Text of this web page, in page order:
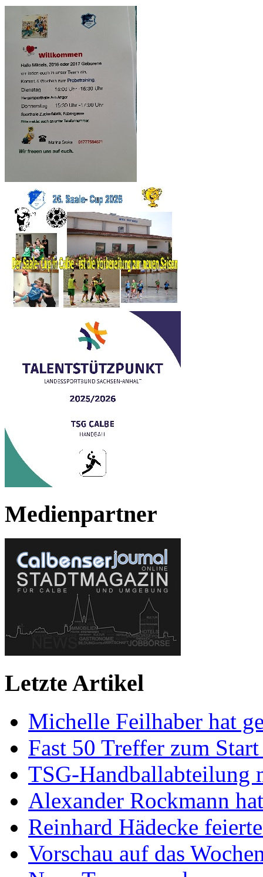
Medienpartner
Letzte Artikel
Michelle Feilhaber hat
Fast 50 Treffer zum
TSG-Handballabteilung
Alexander Rockmann
Reinhard Hädecke
Vorschau auf das